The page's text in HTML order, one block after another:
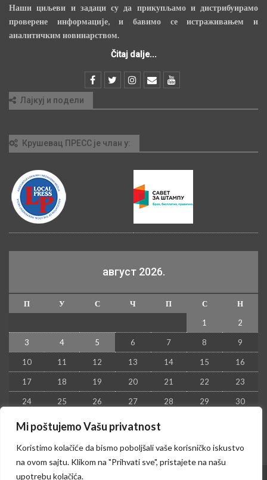
Mi poštujemo Vašu privatnost
Koristimo kolačiće da bismo poboljšali vaše korisničko iskustvo
na ovom sajtu. Klikom na "Prihvati sve", pristajete na našu
upotrebu kolačića.
Наши циљеви и задаци су да прикупљамо и дистрибуирамо
проверене информације, и бавимо се истраживањем и
аналитичким новинарством.
Čitaj dalje...
Лајкуј и подели
Крушевац ПРЕСС је члан у:
август 2026.
П У С Ч П С
Н
1
2
3 4 5 6 7 8 9
10 11 12 13 14 15 16
17 18 19 20 21 22 23
24 25 26 27 28 29 30
31